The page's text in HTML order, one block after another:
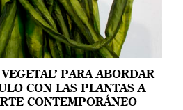
PARA ABORDAR
CON LAS PLANTAS A
CONTEMPORÁNEO